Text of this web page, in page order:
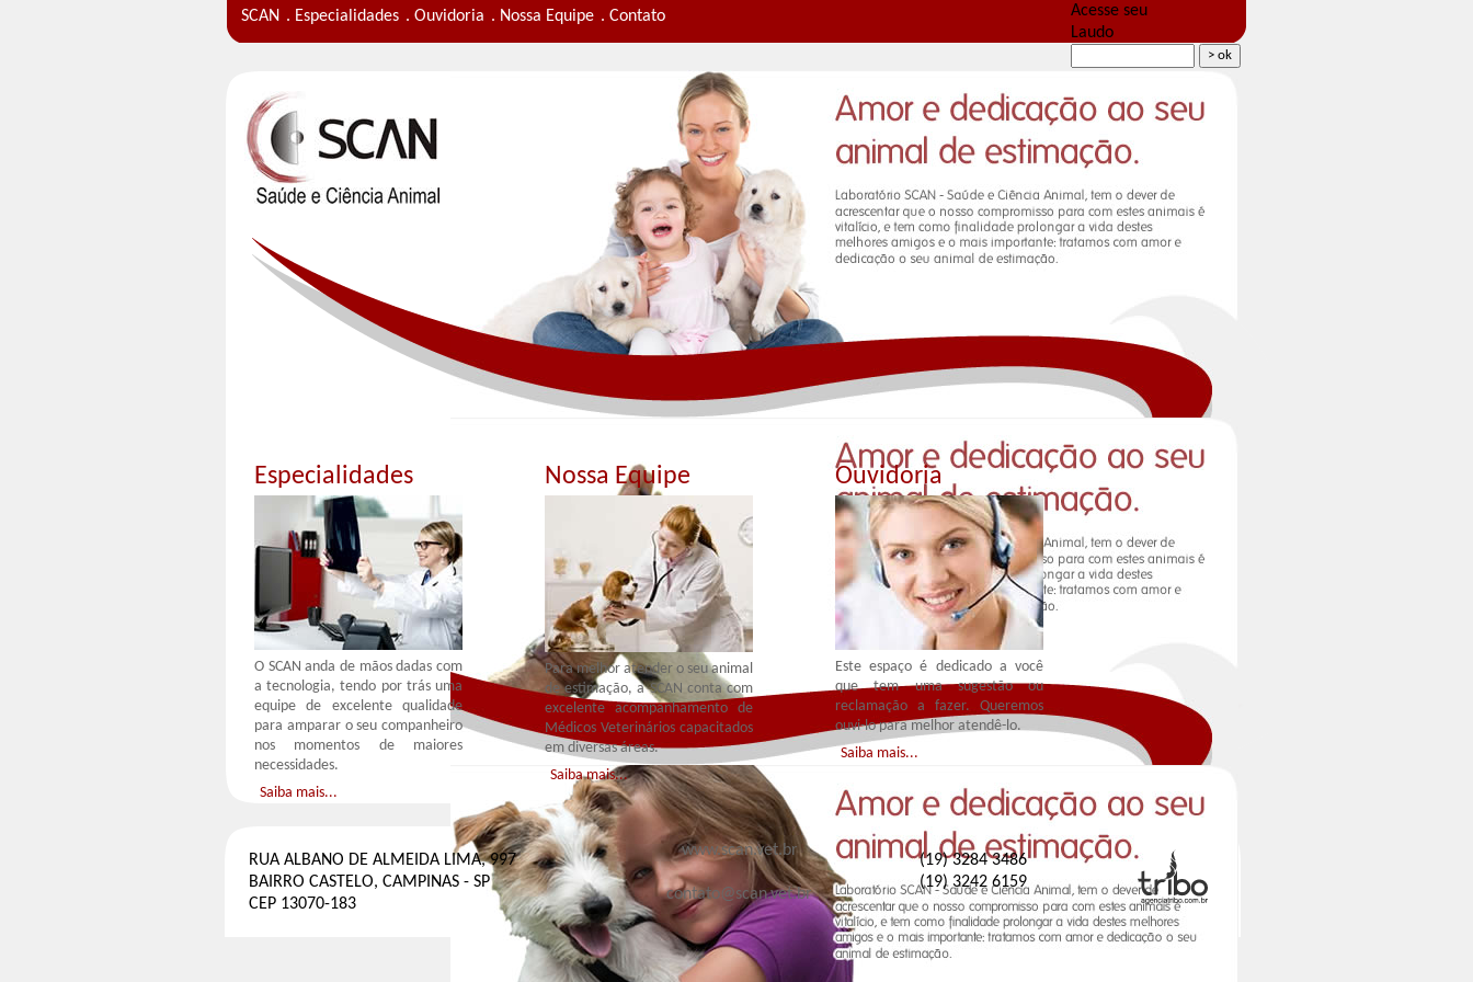
SCAN . Especialidades . Ouvidoria . Nossa Equipe . Contato
Acesse seu
Laudo
Especialidades
O SCAN anda de mãos dadas com
a tecnologia, tendo por trás uma
equipe de excelente qualidade
para amparar o seu companheiro
nos momentos de maiores
necessidades.
Saiba mais...
Nossa Equipe
Para melhor atender o seu animal
de estimação, a SCAN conta com
excelente acompanhamento de
Médicos Veterinários capacitados
em diversas áreas.
Saiba mais...
Ouvidoria
Este espaço é dedicado a você
que tem uma sugestão ou
reclamação a fazer. Queremos
ouvi-lo para melhor atendê-lo.
Saiba mais...
RUA ALBANO DE ALMEIDA LIMA, 997
BAIRRO CASTELO, CAMPINAS - SP
CEP 13070-183
www.scan.vet.br
contato@scan.vet.br
(19) 3284 3486
(19) 3242 6159